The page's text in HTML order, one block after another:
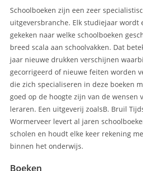
Schoolboeken zijn een zeer
uitgeversbranche. Elk studiejaar wordt
gekeken naar welke schoolboeken
breed scala aan schoolvakken. Dat
jaar nieuwe drukken verschijnen
gecorrigeerd of nieuwe feiten worden
die zich specialiseren in deze boeken
goed op de hoogte zijn van de wensen
leraren. Een uitgeverij zoalsB. Bruil
Wormerveer levert al jaren
scholen en houdt elke keer rekening
binnen het onderwijs.
Boeken